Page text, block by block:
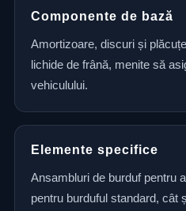
Componente de bază
Amortizoare, discuri și
lichide de frână, menite să
vehiculului.
Elemente specifice
Ansambluri de burduf pentru
pentru burduful standard, cât